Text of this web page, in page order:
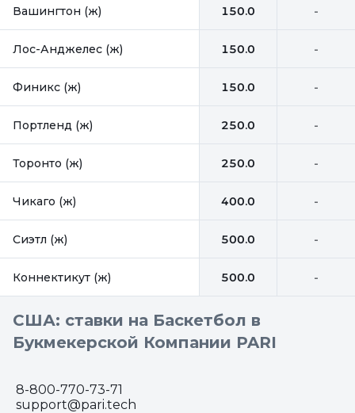
Вашингтон (ж) 150.0 -
Лос-Анджелес (ж) 150.0 -
Финикс (ж) 150.0 -
Портленд (ж) 250.0 -
Торонто (ж) 250.0 -
Чикаго (ж) 400.0 -
Сиэтл (ж) 500.0 -
Коннектикут (ж) 500.0 -
США: ставки на Баскетбол в
Букмекерской Компании PARI
8-800-770-73-71
support@pari.tech